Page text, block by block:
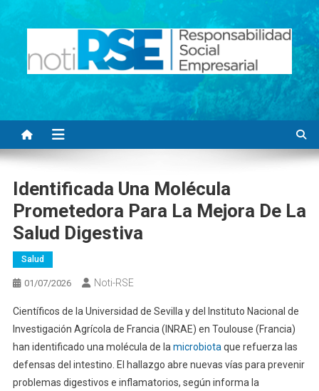
Noti RSE
Noticias con sentido responsable
Identificada Una Molécula
Prometedora Para La Mejora De La
Salud Digestiva
Salud
01/07/2026 Noti-RSE
Científicos de la Universidad de Sevilla y del Instituto Nacional de
Investigación Agrícola de Francia (INRAE) en Toulouse (Francia)
han identificado una molécula de lamicrobiotaque refuerza las
defensas del intestino. El hallazgo abre nuevas vías para prevenir
problemas digestivos e inflamatorios, según informa la